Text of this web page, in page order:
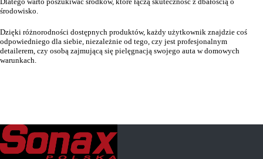
środowisko.
Dzięki różnorodności dostępnych produktów, każdy użytkownik znajdzie coś
odpowiedniego dla siebie, niezależnie od tego, czy jest profesjonalnym
detailerem, czy osobą zajmującą się pielęgnacją swojego auta w domowych
warunkach.